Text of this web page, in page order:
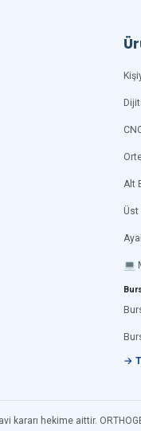
Alt
Üst
💻
→
kararı hekime aittir.